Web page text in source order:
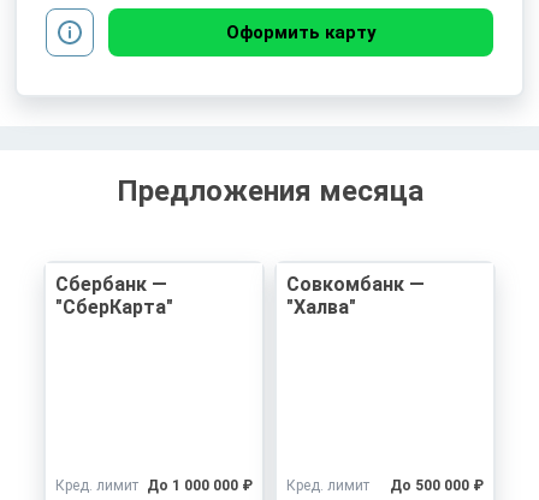
Оформить карту
Предложения месяца
Сбербанк —
"СберКарта"
Кред. лимит До 1 000 000 ₽
Совкомбанк —
"Халва"
Кред. лимит
До 500 000 ₽